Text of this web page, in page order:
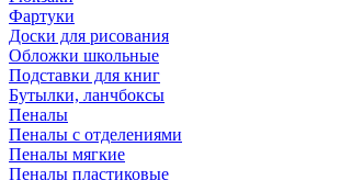
Фартуки
Доски для рисования
Обложки школьные
Подставки для книг
Бутылки, ланчбоксы
Пеналы
Пеналы с отделениями
Пеналы мягкие
Пеналы пластиковые